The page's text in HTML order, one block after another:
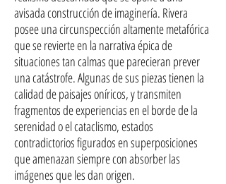
avisada construcción de imaginería. Rivera
posee una circunspección altamente metafórica
que se revierte en la narrativa épica de
situaciones tan calmas que parecieran prever
una catástrofe. Algunas de sus piezas tienen la
calidad de paisajes oníricos, y transmiten
fragmentos de experiencias en el borde de la
serenidad o el cataclismo, estados
contradictorios figurados en superposiciones
que amenazan siempre con absorber las
imágenes que les dan origen.